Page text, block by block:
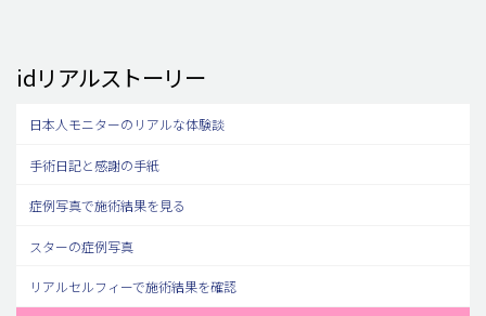
idリアルストーリー
日本人モニターのリアルな体験談
手術日記と感謝の手紙
症例写真で施術結果を見る
スターの症例写真
リアルセルフィーで施術結果を確認